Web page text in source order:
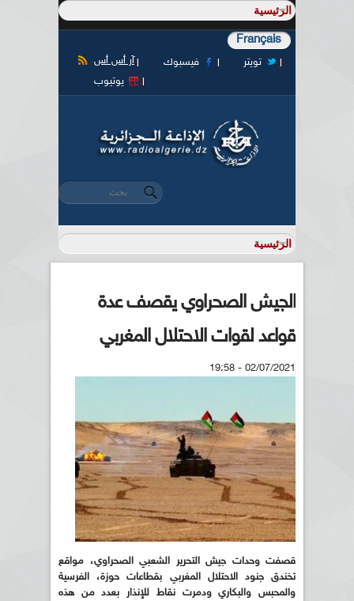
Français
آر أس أس فيسبوك
تويتر
يوتيوب
استمارة البحث
‏بحث ‏
الجيش الصحراوي يقصف عدة
قواعد لقوات الاحتلال المغربي
02/07/2021 - 19:58
قصفت وحدات جيش التحرير الشعبي الصحراوي، مواقع
تخندق جنود الاحتلال المغربي بقطاعات حوزة، الفرسية
والمحبس والبكاري ودمرت نقاط للإنذار بعدد من هذه